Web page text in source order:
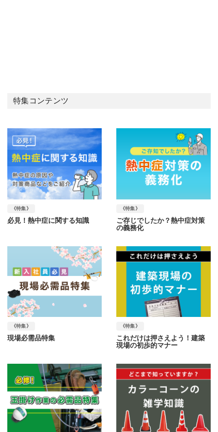
特集コンテンツ
《特集》
必見！熱中症に関する知識
《特集》
ご存じでしたか？熱中症対策
の義務化
《特集》
現場必需品特集
《特集》
これだけは押さえよう！建築
現場の初歩的マナー